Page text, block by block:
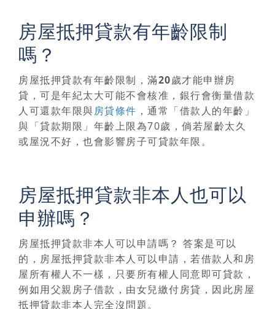
房屋抵押貸款有年齡限制
嗎？
房屋抵押貸款有年齡限制，滿20歲才能申辦房
貸 ，可是年紀太大可能不會核准，銀行會衡量借款
人可還款年限與房貸條件 ，通常「借款人的年齡」
與「貸款期限」年齡上限為70歲，倘若屋齡太久
或屋況不好，也會影響房子可貸款年限。
房屋抵押貸款非本人也可以
申辦嗎？
房屋抵押貸款非本人可以申請嗎？ 答案是可以
的， 房屋抵押貸款非本人可以申請，若借款人和房
屋所有權人不一樣，只要所有權人同意即可貸款 ，
例如用父親房子借款，由女兒繳付房貸，因此房屋
抵押貸款非本人完全沒問題。